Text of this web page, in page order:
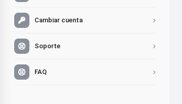
Cambiar cuenta
Soporte
FAQ